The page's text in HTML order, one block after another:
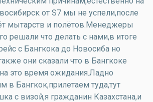
от S7 мы не успели,после
мытарств и полётов.Менеджеры
решали что делать с нами,в итоге
с Бангкока до Новосиба но
они сказали что в Бангкоке
это время ожидания.Ладно
в Бангкок,прилетаем туда,тут
с визой,я гражданин Казахстана,и